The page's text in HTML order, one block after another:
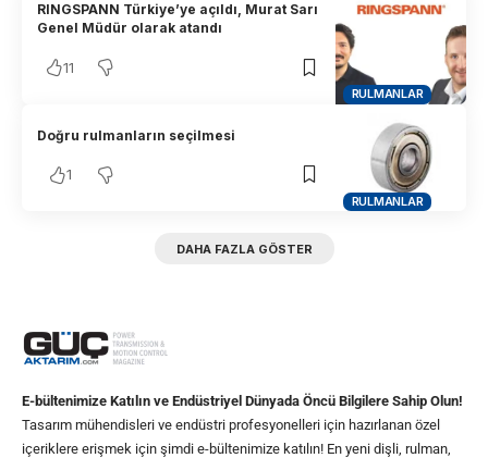
RULMANLAR
RINGSPANN Türkiye’ye açıldı, Murat Sarı
Genel Müdür olarak atandı
11
RULMANLAR
Doğru rulmanların seçilmesi
1
DAHA FAZLA GÖSTER
E-bültenimize Katılın ve Endüstriyel Dünyada Öncü Bilgilere Sahip Olun!
Tasarım mühendisleri ve endüstri profesyonelleri için hazırlanan özel
içeriklere erişmek için şimdi e-bültenimize katılın! En yeni dişli, rulman,